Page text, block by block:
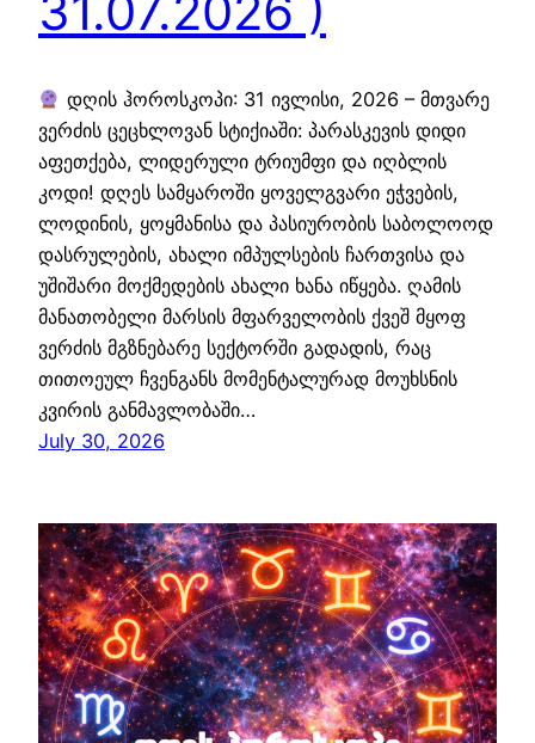
დღის ჰოროსკოპი: 31 ივლისი, 2026 – მთვარე
ვერძის ცეცხლოვან სტიქიაში: პარასკევის დიდი
აფეთქება, ლიდერული ტრიუმფი და იღბლის
კოდი! დღეს სამყაროში ყოველგვარი ეჭვების,
ლოდინის, ყოყმანისა და პასიურობის საბოლოოდ
დასრულების, ახალი იმპულსების ჩართვისა და
უშიშარი მოქმედების ახალი ხანა იწყება. ღამის
მანათობელი მარსის მფარველობის ქვეშ მყოფ
ვერძის მგზნებარე სექტორში გადადის, რაც
თითოეულ ჩვენგანს მომენტალურად მოუხსნის
კვირის განმავლობაში…
July 30, 2026